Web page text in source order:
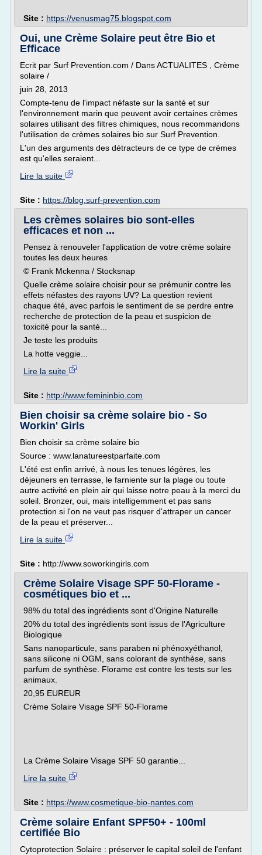
Site : https://venusmag75.blogspot.com
Oui, une Crème Solaire peut être Bio et
Efficace
Ecrit par Surf Prevention.com / Dans ACTUALITES , Crème
solaire /
juin 28, 2013
Compte-tenu de l'impact néfaste sur la santé et sur
l'environnement marin que peuvent avoir certaines crèmes
solaires utilisant des filtres chimiques, nous recommandons
l'utilisation de crèmes solaires bio sur Surf Prevention.
L'un des arguments des détracteurs de ce type de crèmes
est qu'elles seraient...
Lire la suite
Site : https://blog.surf-prevention.com
Les crèmes solaires bio sont-elles
efficaces et non ...
Pensez à renouveler l'application de votre crème solaire
toutes les deux heures
© Frank Mckenna / Stocksnap
Quelle crème solaire choisir pour se prémunir contre les
effets néfastes des rayons UV? La question revient
chaque été, avec parfois le sentiment de se perdre entre
recherche de protection de la peau et suspicion de
toxicité pour la santé...
Je teste les produits
La hotte veggie...
Lire la suite
Site : http://www.femininbio.com
Bien choisir sa crème solaire bio - So
Workin' Girls
Bien choisir sa crème solaire bio
Source : www.lanatureestparfaite.com
L'été est enfin arrivé, à nous les tenues légères, les
déjeuners en terrasse, le farniente sur la plage ou toute
autre activité en plein air qui laisse notre peau à la merci du
soleil. Bronzer, oui, mais intelligemment et pas sans
protection si l'on ne veut pas risquer d'attraper un cancer
de la peau et préserver...
Lire la suite
Site : http://www.soworkingirls.com
Crème Solaire Visage SPF 50-Florame -
cosmétiques bio et ...
98% du total des ingrédients sont d'Origine Naturelle
20% du total des ingrédients sont issus de l'Agriculture
Biologique
Sans nanoparticule, sans paraben ni phénoxyéthanol,
sans silicone ni OGM, sans colorant de synthèse, sans
parfum de synthèse. Florame est contre les tests sur les
animaux.
20,95 EUREUR
Crème Solaire Visage SPF 50-Florame
La Crème Solaire Visage SPF 50 garantie...
Lire la suite
Site : https://www.cosmetique-bio-nantes.com
Crème solaire Enfant SPF50+ - 100ml
certifiée Bio
Cytoprotection Solaire : préserver le capital soleil de l'enfant